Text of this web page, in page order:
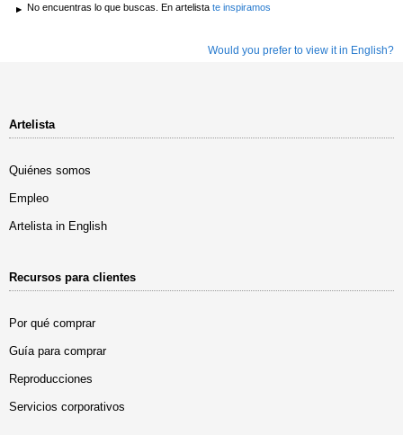
No encuentras lo que buscas. En artelista te inspiramos
Would you prefer to view it in English?
Artelista
Quiénes somos
Empleo
Artelista in English
Recursos para clientes
Por qué comprar
Guía para comprar
Reproducciones
Servicios corporativos